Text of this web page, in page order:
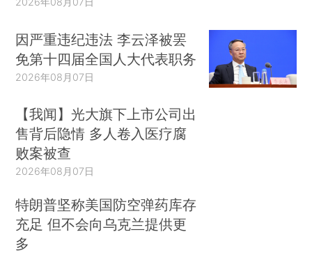
因严重违纪违法 李云泽被罢
免第十四届全国人大代表职务
2026年08月07日
【我闻】光大旗下上市公司出
售背后隐情 多人卷入医疗腐
败案被查
2026年08月07日
特朗普坚称美国防空弹药库存
充足 但不会向乌克兰提供更
多